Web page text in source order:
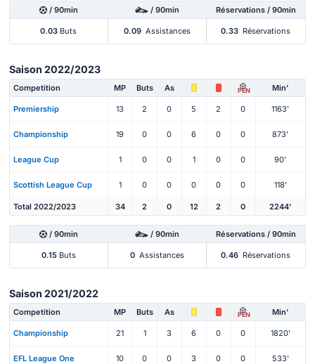
/ 90min / 90min Réservations / 90min
0.03 Buts 0.09 Assistances 0.33 Réservations
Saison 2022/2023
Competition MP Buts As PEN Min'
Premiership 13 2 0 5 2 0 1163'
Championship 19 0 0 6 0 0 873'
League Cup 1 0 0 1 0 0 90'
Scottish League Cup 1 0 0 0 0 0 118'
Total 2022/2023 34 2 0 12 2 0 2244'
/ 90min / 90min Réservations / 90min
0.15Buts 0 Assistances 0.46 Réservations
Saison 2021/2022
Competition MP Buts As PEN Min'
Championship 21 1 3 6 0 0 1820'
EFL League One 10 0 0 3 0 0 533'